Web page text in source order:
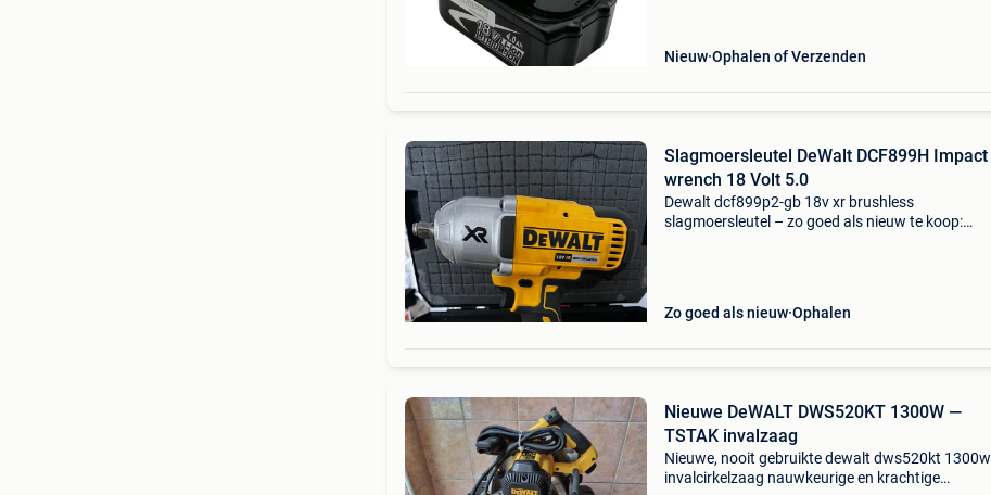
Nieuw Ophalen of Verzenden
Slagmoersleutel DeWalt DCF899H Impact
wrench 18 Volt 5.0
Dewalt dcf899p2-gb 18v xr brushless
slagmoersleutel – zo goed als nieuw te koop:
Zo goed als nieuw Ophalen
Nieuwe DeWALT DWS520KT 1300W —
TSTAK invalzaag
Nieuwe, nooit gebruikte dewalt dws520kt 1300w
invalcirkelzaag nauwkeurige en krachtige